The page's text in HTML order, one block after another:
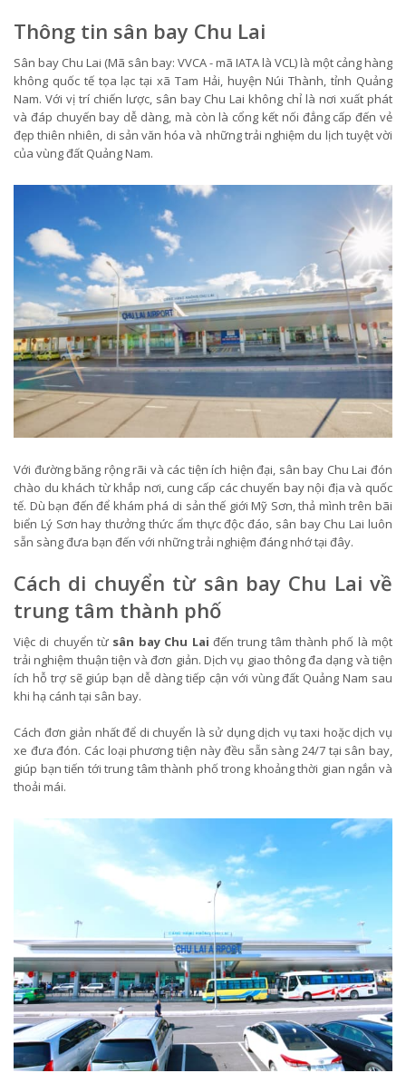
Thông tin sân bay Chu Lai
Sân bay Chu Lai (Mã sân bay: VVCA - mã IATA là VCL) là một cảng hàng
không quốc tế tọa lạc tại xã Tam Hải, huyện Núi Thành, tỉnh Quảng
Nam. Với vị trí chiến lược, sân bay Chu Lai không chỉ là nơi xuất phát
và đáp chuyến bay dễ dàng, mà còn là cổng kết nối đẳng cấp đến vẻ
đẹp thiên nhiên, di sản văn hóa và những trải nghiệm du lịch tuyệt vời
của vùng đất Quảng Nam.
Với đường băng rộng rãi và các tiện ích hiện đại, sân bay Chu Lai đón
chào du khách từ khắp nơi, cung cấp các chuyến bay nội địa và quốc
tế. Dù bạn đến để khám phá di sản thế giới Mỹ Sơn, thả mình trên bãi
biển Lý Sơn hay thưởng thức ẩm thực độc đáo, sân bay Chu Lai luôn
sẵn sàng đưa bạn đến với những trải nghiệm đáng nhớ tại đây.
Cách di chuyển từ sân bay Chu Lai về
trung tâm thành phố
Việc di chuyển từ sân bay Chu Lai đến trung tâm thành phố là một
trải nghiệm thuận tiện và đơn giản. Dịch vụ giao thông đa dạng và tiện
ích hỗ trợ sẽ giúp bạn dễ dàng tiếp cận với vùng đất Quảng Nam sau
khi hạ cánh tại sân bay.
Cách đơn giản nhất để di chuyển là sử dụng dịch vụ taxi hoặc dịch vụ
xe đưa đón. Các loại phương tiện này đều sẵn sàng 24/7 tại sân bay,
giúp bạn tiến tới trung tâm thành phố trong khoảng thời gian ngắn và
thoải mái.